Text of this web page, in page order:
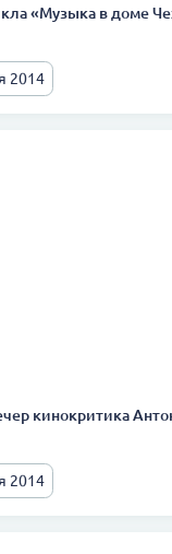
«Музыка в доме
2014
кинокритика
2014